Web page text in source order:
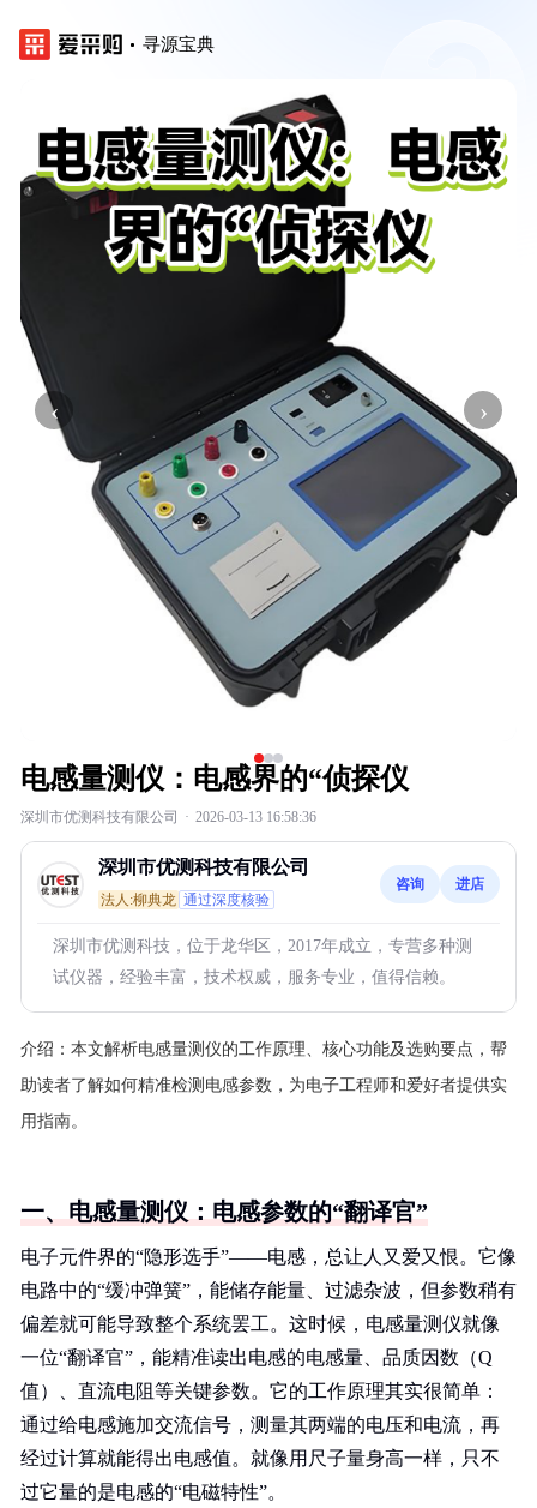
寻源宝典
‹ ›
电感量测仪：电感界的“侦探仪
深圳市优测科技有限公司 · 2026-03-13 16:58:36
深圳市优测科技有限公司
法人:柳典龙 通过深度核验
咨询 进店
深圳市优测科技，位于龙华区，2017年成立，专营多种测
试仪器，经验丰富，技术权威，服务专业，值得信赖。
介绍： 本文解析电感量测仪的工作原理、核心功能及选购要点，帮
助读者了解如何精准检测电感参数，为电子工程师和爱好者提供实
用指南。
一、电感量测仪：电感参数的“翻译官”
电子元件界的“隐形选手”——电感，总让人又爱又恨。它像
电路中的“缓冲弹簧”，能储存能量、过滤杂波，但参数稍有
偏差就可能导致整个系统罢工。这时候，电感量测仪就像
一位“翻译官”，能精准读出电感的电感量、品质因数（Q
值）、直流电阻等关键参数。它的工作原理其实很简单：
通过给电感施加交流信号，测量其两端的电压和电流，再
经过计算就能得出电感值。就像用尺子量身高一样，只不
过它量的是电感的“电磁特性”。